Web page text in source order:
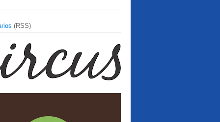
(RSS)